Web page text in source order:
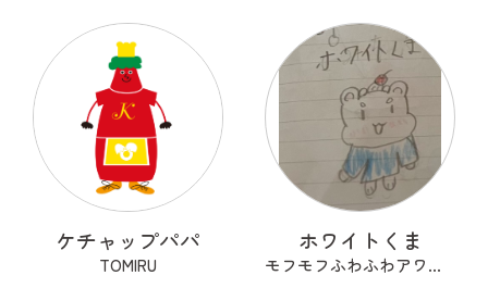
ケチャップパパ
TOMIRU
ホワイトくま
モフモフふわふわアワアワ